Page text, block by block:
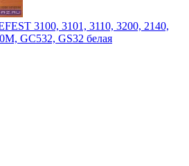
3100, 3101, 3110, 3200, 2140,
GC532, GS32 белая